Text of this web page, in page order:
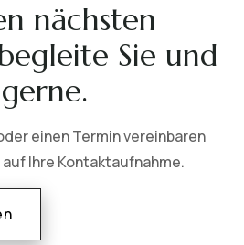
nächsten
Sie und
einen Termin vereinbaren
Ihre Kontaktaufnahme.